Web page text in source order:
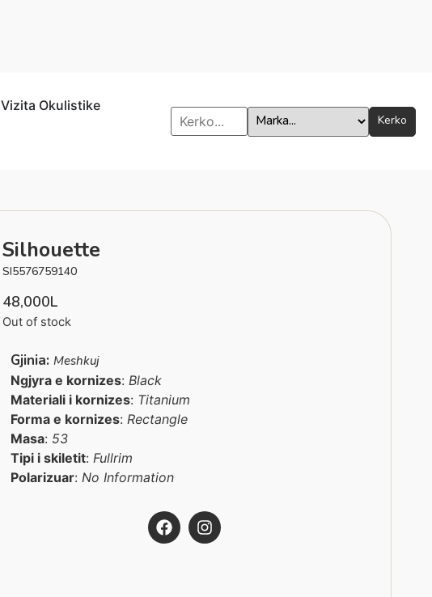
Vizita Okulistike
Kerko
Silhouette
SI5576759140
48,000L
Out of stock
Gjinia: Meshkuj
Ngjyra e kornizes:Black
Materiali i kornizes: Titanium
Forma e kornizes:Rectangle
Masa: 53
Tipi i skiletit:Fullrim
Polarizuar:No Information